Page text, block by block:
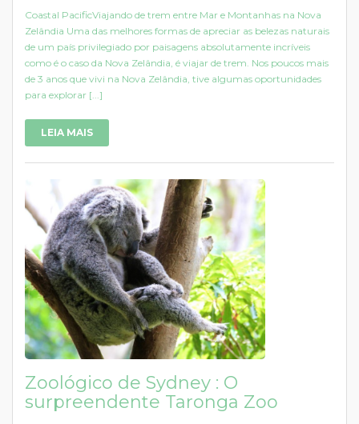
Coastal PacificViajando de trem entre Mar e Montanhas na Nova
Zelândia Uma das melhores formas de apreciar as belezas naturais
de um país privilegiado por paisagens absolutamente incríveis
como é o caso da Nova Zelândia, é viajar de trem. Nos poucos mais
de 3 anos que vivi na Nova Zelândia, tive algumas oportunidades
para explorar [...]
LEIA MAIS
Zoológico de Sydney : O
surpreendente Taronga Zoo